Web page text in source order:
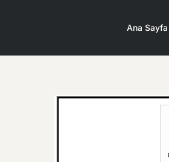
Ana Sayfa